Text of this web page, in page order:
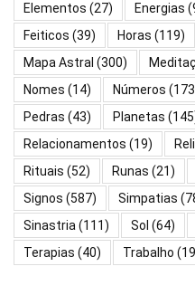
Elementos (27) Energias
Feiticos (39) Horas (119)
Mapa Astral (300)
Nomes (14) Números
Pedras (43) Planetas
Relacionamentos (19)
Rituais (52) Runas (21)
Signos (587) Simpatias
Sinastria(111) Sol (64)
Terapias (40) Trabalho